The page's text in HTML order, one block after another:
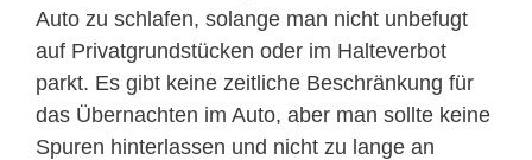
Auto zu schlafen, solange man nicht unbefugt
auf Privatgrundstücken oder im Halteverbot
parkt. Es gibt keine zeitliche Beschränkung für
das Übernachten im Auto, aber man sollte keine
Spuren hinterlassen und nicht zu lange an